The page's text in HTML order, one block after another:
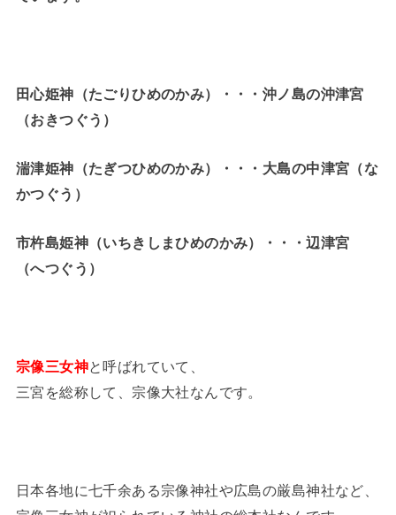
田心姫神（たごりひめのかみ）・・・沖ノ島の沖津宮
（おきつぐう）
湍津姫神（たぎつひめのかみ）・・・大島の中津宮（な
かつぐう）
市杵島姫神（いちきしまひめのかみ）・・・辺津宮
（へつぐう）
宗像三女神と呼ばれていて、
三宮を総称して、宗像大社なんです。
日本各地に七千余ある宗像神社や広島の厳島神社など、